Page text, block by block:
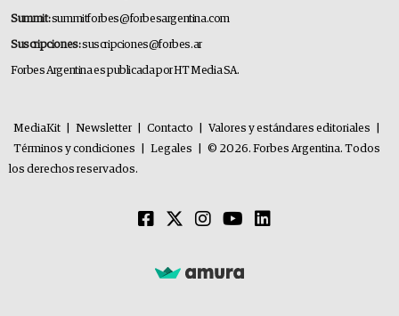
Summit:summitforbes@forbesargentina.com
Suscripciones:suscripciones@forbes.ar
Forbes Argentina es publicada por HT Media SA.
MediaKit Newsletter Contacto Valores y estándares editoriales
Términos y condiciones
Legales
© 2026. Forbes Argentina. Todos
los derechos reservados.